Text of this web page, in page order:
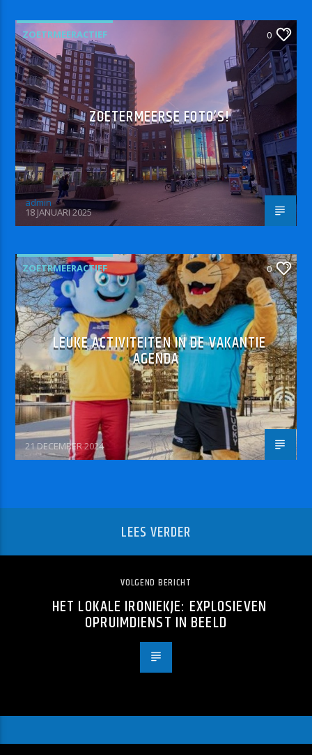
ZOETRMEERACTIEF 0
ZOETERMEERSE FOTO’S!
admin
18 JANUARI 2025
ZOETRMEERACTIEF 0
LEUKE ACTIVITEITEN IN DE VAKANTIE
AGENDA
21 DECEMBER 2024
LEES VERDER
VOLGEND BERICHT
HET LOKALE IRONIEKJE: EXPLOSIEVEN
OPRUIMDIENST IN BEELD